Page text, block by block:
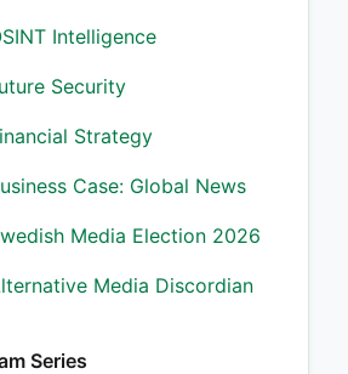
Intelligence
Security
Strategy
Case: Global News
Media Election 2026
Media Discordian
Series